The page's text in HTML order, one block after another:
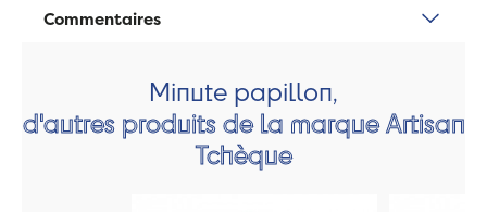
Commentaires
Minute papillon,
d'autres produits de la marque Artisan
Tchèque